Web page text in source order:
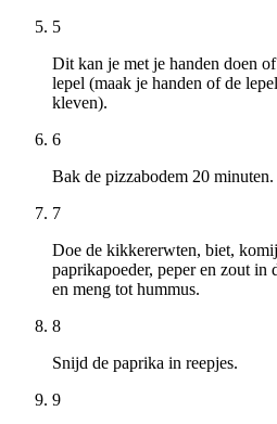
5
Dit kan je met je handen doen
lepel (maak je handen of de
kleven).
6
Bak de pizzabodem 20 minuten.
7
Doe de kikkererwten, biet,
paprikapoeder, peper en zout in
en meng tot hummus.
8
Snijd de paprika in reepjes.
9